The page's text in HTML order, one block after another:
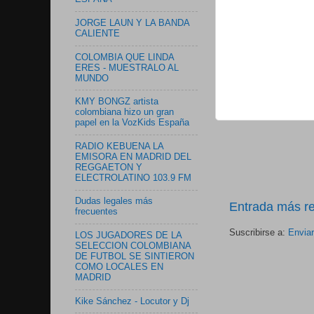
Entrada más
Suscribirse a:
JORGE LAUN Y LA BANDA
CALIENTE
COLOMBIA QUE LINDA
ERES - MUESTRALO AL
MUNDO
KMY BONGZ artista
colombiana hizo un gran
papel en la VozKids España
RADIO KEBUENA LA
EMISORA EN MADRID DEL
REGGAETON Y
ELECTROLATINO 103.9 FM
Dudas legales más
frecuentes
LOS JUGADORES DE LA
SELECCION COLOMBIANA
DE FUTBOL SE SINTIERON
COMO LOCALES EN
MADRID
Kike Sánchez - Locutor y Dj